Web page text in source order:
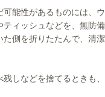
能性があるものには、
ィッシュなどを、無防
側を折りたたんで、清
しなどを捨てるときも